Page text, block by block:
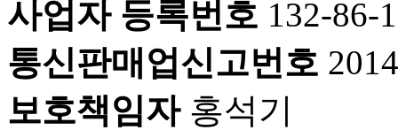
사업자 등록번호 132-86-
통신판매업신고번호
보호책임자홍석기